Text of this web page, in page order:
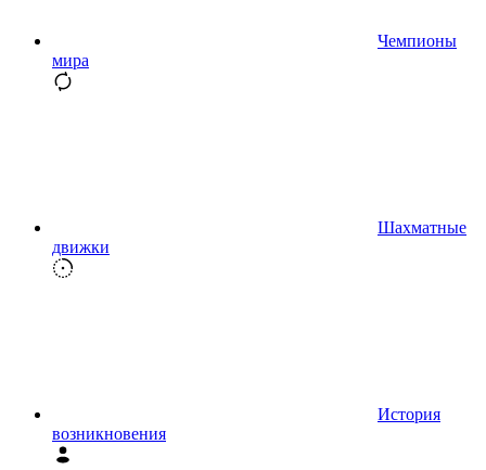
Чемпионы
мира
Шахматные
движки
История
возникновения